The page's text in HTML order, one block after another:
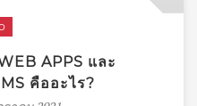
APPS และ
คืออะไร?